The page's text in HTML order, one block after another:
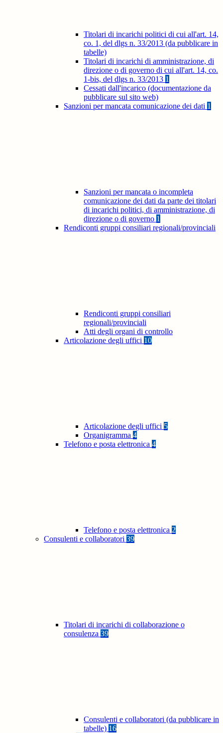
Titolari di incarichi politici di cui all'art. 14,
co. 1, del dlgs n. 33/2013 (da pubblicare in
tabelle)
Titolari di incarichi di amministrazione, di
direzione o di governo di cui all'art. 14, co.
1-bis, del dlgs n. 33/2013 1
Cessati dall'incarico (documentazione da
pubblicare sul sito web)
Sanzioni per mancata comunicazione dei dati 1
Sanzioni per mancata o incompleta
comunicazione dei dati da parte dei titolari
di incarichi politici, di amministrazione, di
direzione o di governo 1
Rendiconti gruppi consiliari regionali/provinciali
Rendiconti gruppi consiliari
regionali/provinciali
Atti degli organi di controllo
Articolazione degli uffici 10
Articolazione degli uffici 5
Organigramma 4
Telefono e posta elettronica 4
Telefono e posta elettronica 2
Consulenti e collaboratori 39
Titolari di incarichi di collaborazione o
consulenza 39
Consulenti e collaboratori (da pubblicare in
tabelle) 16